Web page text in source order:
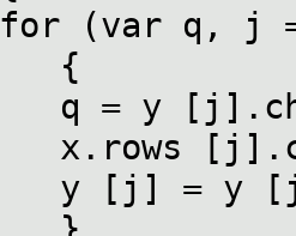
for (var q, j
{
q = y
x.rows
y [j] = y